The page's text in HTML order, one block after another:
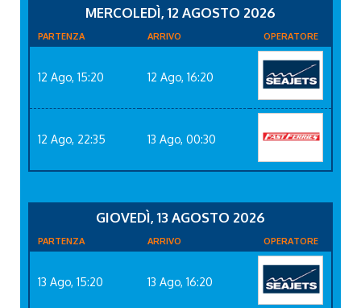
MERCOLEDÌ, 12 AGOSTO 2026
PARTENZA ARRIVO OPERATORE
12 Ago, 15:20 12 Ago, 16:20
12 Ago, 22:35 13 Ago, 00:30
GIOVEDÌ, 13 AGOSTO 2026
PARTENZA ARRIVO OPERATORE
13 Ago, 15:20 13 Ago, 16:20